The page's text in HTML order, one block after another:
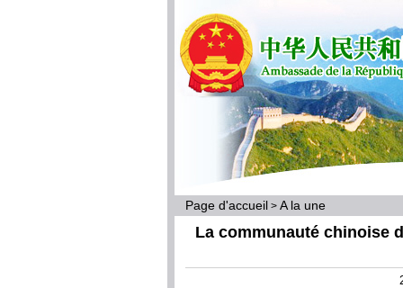
Page d'accueil > A la une
La communauté chinoise